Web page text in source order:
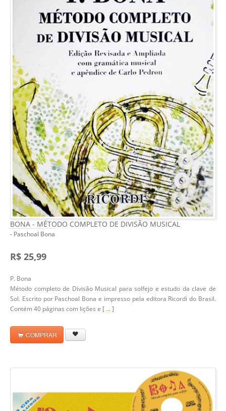
BONA - MÉTODO COMPLETO DE DIVISÃO MUSICAL
- Paschoal Bona
R$ 25,99
P. Bona
Método completo de Divisão Musical para solfejo e estudo da clave de
Sol. Escrito por Paschoal Bona e impresso pela editora Ricordi do Brasil.
Contém 40 páginas com lições e [ ...]
COMPRAR